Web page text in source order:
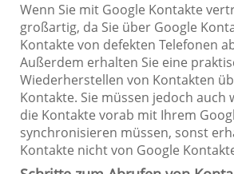
Wenn Sie mit Google Kontakte
großartig, da Sie über Google
Kontakte von defekten Telefonen
Außerdem erhalten Sie eine
Wiederherstellen von Kontakten
Kontakte. Sie müssen jedoch auch
die Kontakte vorab mit Ihrem
synchronisieren müssen, sonst
Kontakte nicht von Google